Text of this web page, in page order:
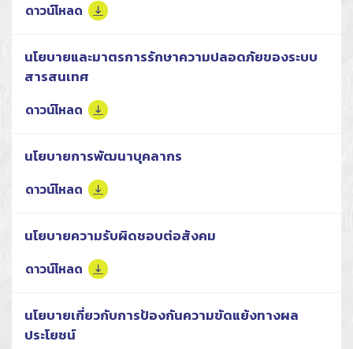
ดาวน์โหลด
นโยบายและมาตรการรักษาความปลอดภัยของระบบ
สารสนเทศ
ดาวน์โหลด
นโยบายการพัฒนาบุคลากร
ดาวน์โหลด
นโยบายความรับผิดชอบต่อสังคม
ดาวน์โหลด
นโยบายเกี่ยวกับการป้องกันความขัดแย้งทางผล
ประโยชน์